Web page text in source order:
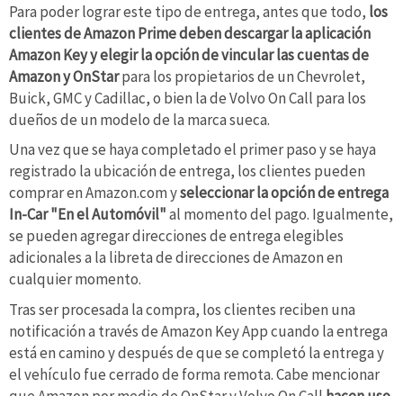
Para poder lograr este tipo de entrega, antes que todo, los
clientes de Amazon Prime deben descargar la aplicación
Amazon Key y elegir la opción de vincular las cuentas de
Amazon y OnStarpara los propietarios de un Chevrolet,
Buick, GMC y Cadillac, o bien la de Volvo On Call para los
dueños de un modelo de la marca sueca.
Una vez que se haya completado el primer paso y se haya
registrado la ubicación de entrega, los clientes pueden
comprar en Amazon.com yseleccionar la opción de entrega
In-Car "En el Automóvil"al momento del pago. Igualmente,
se pueden agregar direcciones de entrega elegibles
adicionales a la libreta de direcciones de Amazon en
cualquier momento.
Tras ser procesada la compra, los clientes reciben una
notificación a través de Amazon Key App cuando la entrega
está en camino y después de que se completó la entrega y
el vehículo fue cerrado de forma remota. Cabe mencionar